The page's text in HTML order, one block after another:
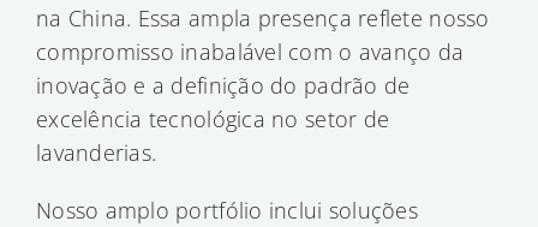
na China. Essa ampla presença reflete nosso
compromisso inabalável com o avanço da
inovação e a definição do padrão de
excelência tecnológica no setor de
lavanderias.
Nosso amplo portfólio inclui soluções